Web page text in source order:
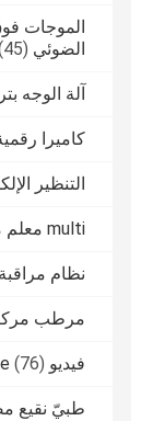
الموجات
الضوئي (45)
آلة الوجه
كاميرا
التنظير
multi معلم مدرب صبور
نظام
مرطب
فيديو Dermatoscope (76)
طبيّ نقيع